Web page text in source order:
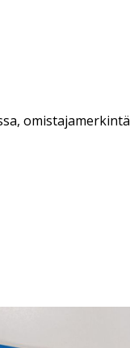
omistajamerkintä